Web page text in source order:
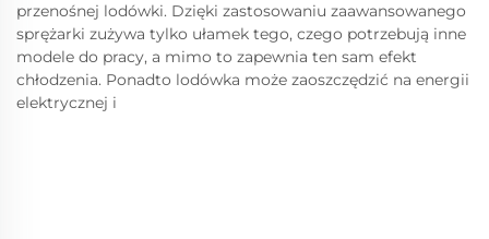
przenośnej lodówki. Dzięki zastosowaniu zaawansowanego
sprężarki zużywa tylko ułamek tego, czego potrzebują inne
modele do pracy, a mimo to zapewnia ten sam efekt
chłodzenia. Ponadto lodówka może zaoszczędzić na energii
elektrycznej i